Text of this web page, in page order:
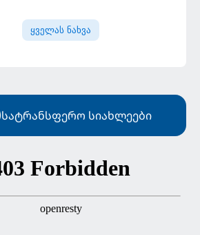
ძვირფასი ავტოპარკი
აჩვენა
ყველას ნახვა
სატრანსფერო სიახლეები